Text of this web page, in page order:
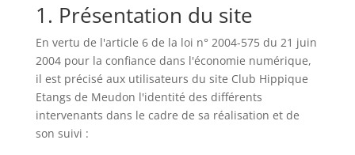
1. Présentation du site
En vertu de l'article 6 de la loi n° 2004-575 du 21 juin
2004 pour la confiance dans l'économie numérique,
il est précisé aux utilisateurs du site Club Hippique
Etangs de Meudon l'identité des différents
intervenants dans le cadre de sa réalisation et de
son suivi :